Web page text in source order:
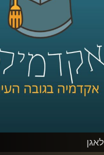
אסנת בוסקילה־ים, יועצת
רייכמן, נבחן למה הקשבה כל
האויב שלה, ומה ההבדל בין
והקשבה במשפחה, ואיך
לייצר שינוי גדול ביחסים?